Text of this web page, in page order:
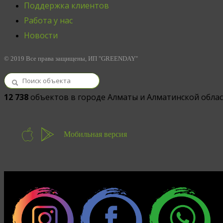
Поддержка клиентов
Работа у нас
Новости
© 2019 Все права защищены, ИП "GREENDAY"
12 738 объектов в городе Алматы и Алматинской
Мобильная версия